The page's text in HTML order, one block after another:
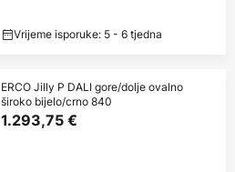
Vrijeme isporuke: 5 - 6 tjedna
ERCO Jilly P DALI gore/dolje ovalno
široko bijelo/crno 840
1.293,75 €